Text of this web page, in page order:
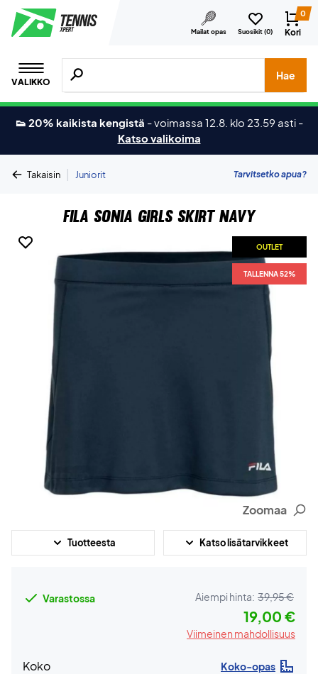
Mailat opas Suosikit (0)
0
Kori
VALIKKO
Hae tuotteita, merkkejä jne.
Hae
👟 20% kaikista kengistä -voimassa 12.8. klo 23.59 asti -
Katso valikoima
Takaisin | Juniorit Tarvitsetko apua?
Fila Sonia Girls Skirt Navy
OUTLET
TALLENNA 52%
Zoomaa
Tuotteesta Katso lisätarvikkeet
Varastossa Aiempi hinta: 39,95 €
19,00 €
Viimeinen mahdollisuus
Koko Koko-opas